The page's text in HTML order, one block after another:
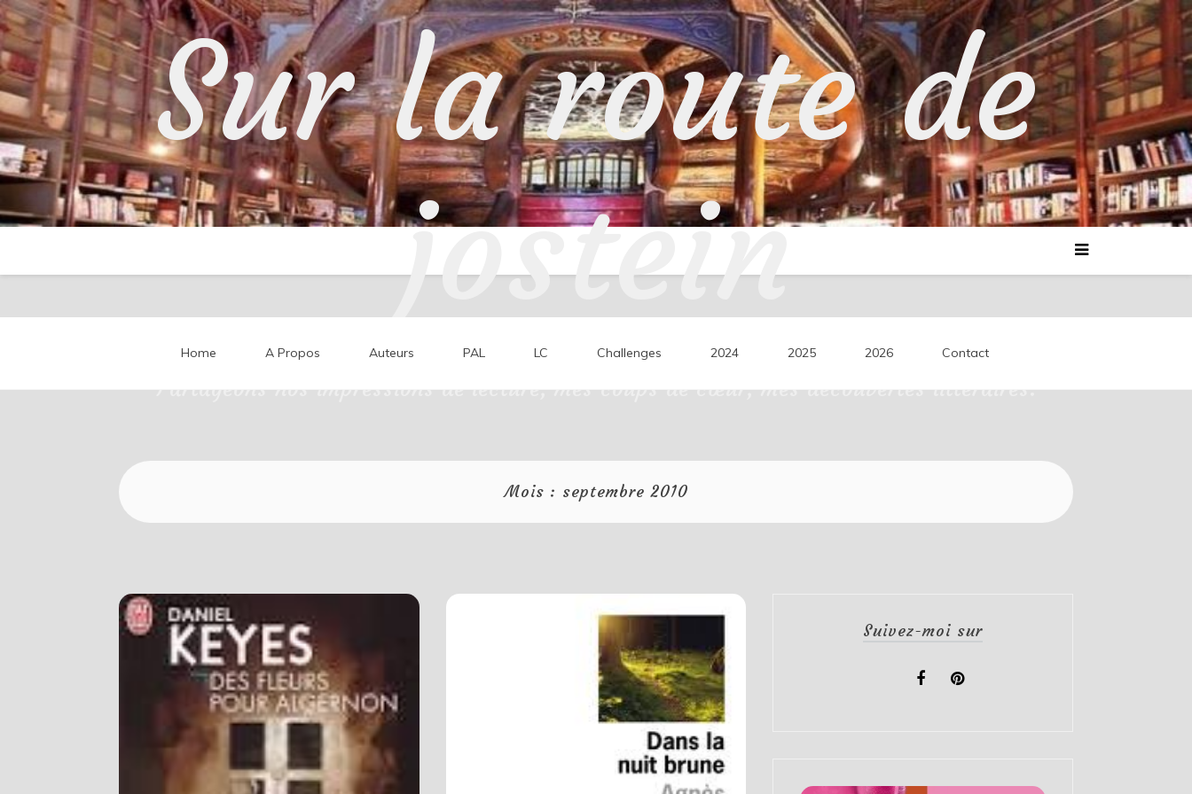
Skip
to
content
Sur la route de
jostein
Partageons nos impressions de lecture, mes coups de cœur, mes découvertes littéraires.
Home A Propos Auteurs PAL LC Challenges 2024 2025 2026 Contact
Mois : septembre 2010
Suivez-moi sur